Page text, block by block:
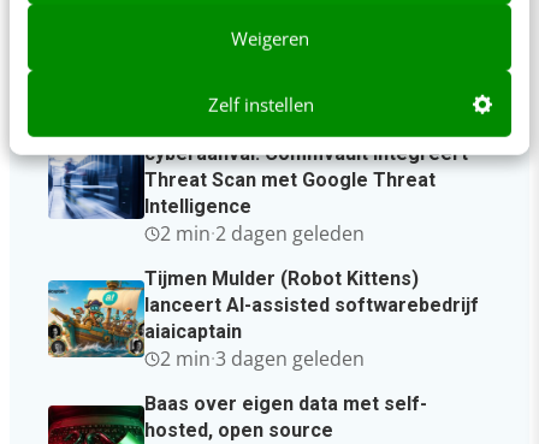
Weigeren
Zelf instellen
matchingplatform voor nieuwkomers
en werkgevers
cyberaanval: Commvault integreert
Threat Scan met Google Threat
Intelligence
2 min·2 dagen geleden
Tijmen Mulder (Robot Kittens)
lanceert AI-assisted softwarebedrijf
aiaicaptain
2 min·3 dagen geleden
Baas over eigen data met self-
hosted, open source